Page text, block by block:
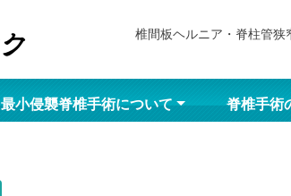
椎間板ヘルニア・脊柱管
最小侵襲脊椎手術について 脊椎手術